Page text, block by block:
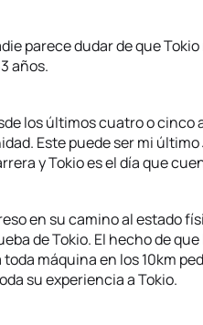
parece dudar de que
años.
los últimos cuatro o cinco
Este puede ser mi
y Tokio es el día que
en su camino al estado
de Tokio. El hecho de que
máquina en los 10km
su experiencia a Tokio.